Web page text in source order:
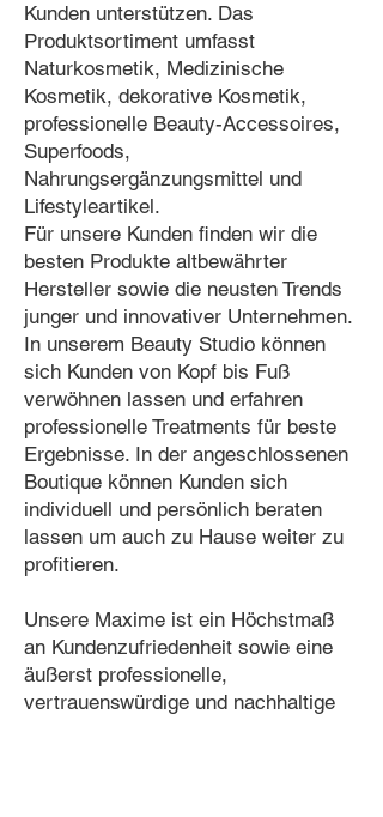
Kunden unterstützen. Das
Produktsortiment umfasst
Naturkosmetik, Medizinische
Kosmetik, dekorative Kosmetik,
professionelle Beauty-Accessoires,
Superfoods,
Nahrungsergänzungsmittel und
Lifestyleartikel.
Für unsere Kunden finden wir die
besten Produkte altbewährter
Hersteller sowie die neusten Trends
junger und innovativer Unternehmen.
In unserem Beauty Studio können
sich Kunden von Kopf bis Fuß
verwöhnen lassen und erfahren
professionelle Treatments für beste
Ergebnisse. In der angeschlossenen
Boutique können Kunden sich
individuell und persönlich beraten
lassen um auch zu Hause weiter zu
profitieren.
Unsere Maxime ist ein Höchstmaß
an Kundenzufriedenheit sowie eine
äußerst professionelle,
vertrauenswürdige und nachhaltige